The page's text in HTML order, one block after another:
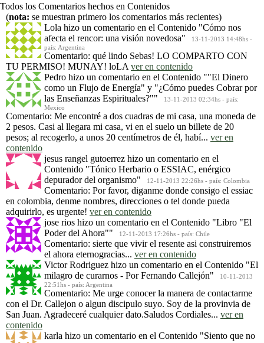
Todos los Comentarios hechos en Contenidos
(nota: se muestran primero los comentarios más recientes)
Lola hizo un comentario en el Contenido "Cómo nos
afecta el rencor: una visión novedosa"
13-11-2013 14:48hs -
país: Argentina
Comentario: qué lindo Sebas! LO COMPARTO CON
TU PERMISO! MUNAY! loLA ver en contenido
Pedro hizo un comentario en el Contenido ""El Dinero
como un Flujo de Energía" y "¿Cómo puedes Cobrar por
las Enseñanzas Espirituales?""
13-11-2013 02:34hs - país:
Mexico
Comentario: Me encontré a dos cuadras de mi casa, una moneda de
2 pesos. Casi al llegara mi casa, vi en el suelo un billete de 20
pesos; al recogerlo, a unos 20 centímetros de él, habí... ver en
contenido
jesus rangel gutoerrez hizo un comentario en el
Contenido "Tónico Herbario o ESSIAC, enérgico
depurador del organismo"
12-11-2013 22:26hs - país: Colombia
Comentario: Por favor, diganme donde consigo el essiac
en colombia, denme nombres, direcciones o tel donde pueda
adquirirlo, es urgente! ver en contenido
jose rios hizo un comentario en el Contenido "Libro "El
Poder del Ahora""
12-11-2013 17:26hs - país: Chile
Comentario: sierte que vivir el resente asi construiremos
el ahora eternogracias... ver en contenido
Victor Rodriguez hizo un comentario en el Contenido "El
milagro de curarnos - Por Fernando Callejón"
10-11-2013
22:51hs - país: Argentina
Comentario: Me urge conocer la manera de contactarme
con el Dr. Callejon o algun discipulo suyo. Soy de la provinvia de
San Juan. Agradeceré cualquier dato.Saludos Cordiales... ver en
contenido
karla hizo un comentario en el Contenido "Siento que no